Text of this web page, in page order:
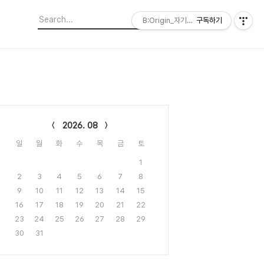
2026. 08
일 월 화 수 목 금 토
1
2
3 4 5 6 7
8
9
10 11 12 13 14
15
16
17 18 19 20 21
22
23
24 25 26 27 28
29
30
31
B:Origin_자기다움을 디자인합니다
구독하기